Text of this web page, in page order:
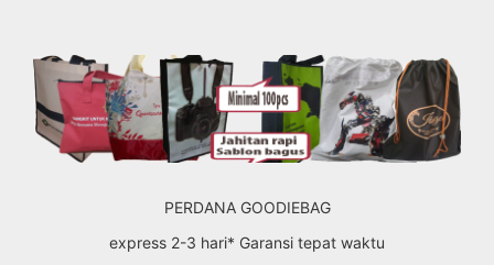
content
PERDANA GOODIEBAG
express 2-3 hari* Garansi tepat waktu